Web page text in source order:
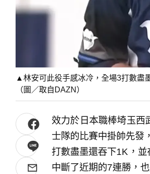
▲林安可此役手感冰冷，全場3打數盡
（圖／取自DAZN）
效力於日本職棒埼玉西
士隊的比賽中掛帥先發
打數盡墨還吞下1K，
中斷了近期的7連勝，